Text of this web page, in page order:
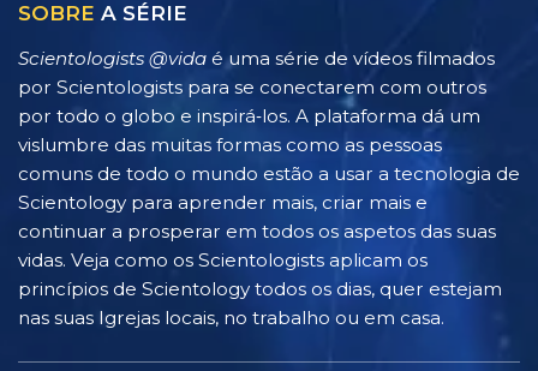
SOBRE A SÉRIE
Scientologists @vida é uma série de vídeos filmados
por Scientologists para se conectarem com outros
por todo o globo e inspirá‑los. A plataforma dá um
vislumbre das muitas formas como as pessoas
comuns de todo o mundo estão a usar a tecnologia de
Scientology para aprender mais, criar mais e
continuar a prosperar em todos os aspetos das suas
vidas. Veja como os Scientologists aplicam os
princípios de Scientology todos os dias, quer estejam
nas suas Igrejas locais, no trabalho ou em casa.